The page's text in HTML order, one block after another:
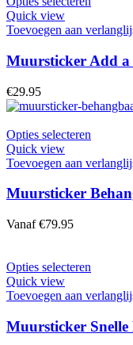
op
de
heeft
Deze
kan
gekozen
op
de
Quick view
Toevoegen aan
Muursticker Add
€29.95
Opties selecteren
heeft
op
de
Quick view
Toevoegen aan
Muursticker
Vanaf €79.95
Opties selecteren
heeft
Deze
Quick view
Toevoegen aan
Muursticker Snelle